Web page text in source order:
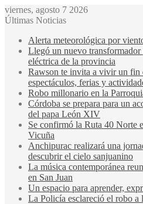
viernes, agosto 7 2026
Últimas Noticias
Alerta meteorológica por
Llegó un nuevo
eléctrica de la provincia
Rawson te invita a vivir un fin
espectáculos, ferias y
Robo millonario en la
Córdoba se prepara para un
del papa León XIV
Se confirmó la Ruta 40 Norte
Vicuña
Anchipurac realizará una
descubrir el cielo sanjuanino
La música contemporánea
en San Juan
Un espacio para aprender,
La Policía esclareció el robo a